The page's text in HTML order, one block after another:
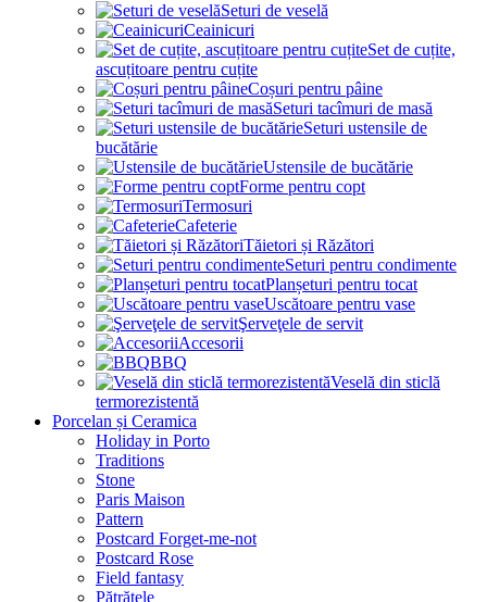
Seturi de veselă
Ceainicuri
Set de cuțite,
ascuțitoare pentru cuțite
Coșuri pentru pâine
Seturi tacîmuri de masă
Seturi ustensile de
bucătărie
Ustensile de bucătărie
Forme pentru copt
Termosuri
Cafeterie
Tăietori și Răzători
Seturi pentru condimente
Planșeturi pentru tocat
Uscătoare pentru vase
Şerveţele de servit
Accesorii
BBQ
Veselă din sticlă
termorezistentă
Porcelan și Ceramica
Holiday in Porto
Traditions
Stone
Paris Maison
Pattern
Postcard Forget-me-not
Postcard Rose
Field fantasy
Pătrățele